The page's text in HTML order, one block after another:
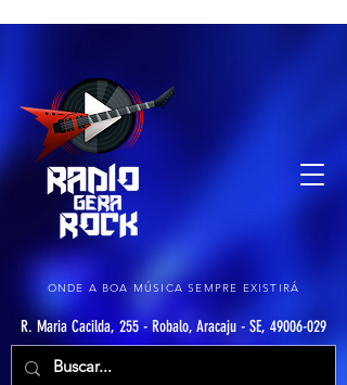
ONDE A BOA MÚSICA SEMPRE EXISTIRÁ
R. Maria Cacilda, 255 - Robalo, Aracaju - SE, 49006-029